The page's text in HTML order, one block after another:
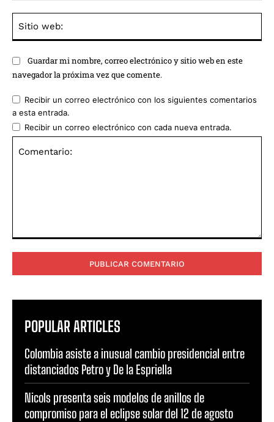
Guardar mi nombre, correo electrónico y sitio web en este
navegador la próxima vez que comente.
Recibir un correo electrónico con los siguientes comentarios
a esta entrada.
Recibir un correo electrónico con cada nueva entrada.
POPULAR ARTICLES
Colombia asiste a inusual cambio presidencial entre
distanciados Petro y De la Espriella
Nicols presenta seis modelos de anillos de
compromiso para el eclipse solar del 12 de agosto